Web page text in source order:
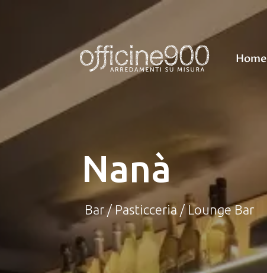
Home
Nanà
Bar/Pasticceria/ Lounge Bar